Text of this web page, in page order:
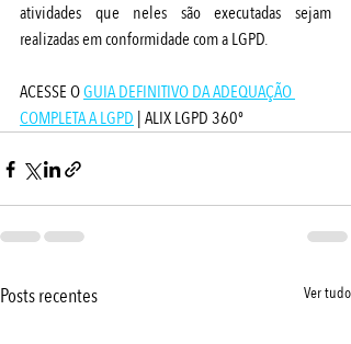
atividades que neles são executadas sejam
realizadas em conformidade com a LGPD.
ACESSE O GUIA DEFINITIVO DA ADEQUAÇÃO
COMPLETA A LGPD | ALIX LGPD 360º
Posts recentes Ver tudo